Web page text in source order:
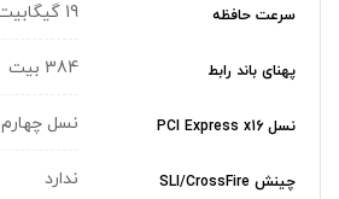
سرعت حافظه 19 گیگابیت بر ثانیه
پهنای باند رابط 384 بیت
نسل PCI Express x16 نسل چهارم
چینش SLI/CrossFire ندارد